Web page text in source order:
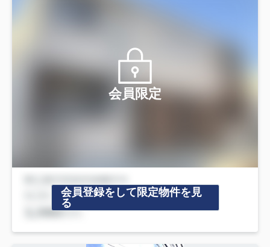
会員限定
会員登録をして限定物件を見
る